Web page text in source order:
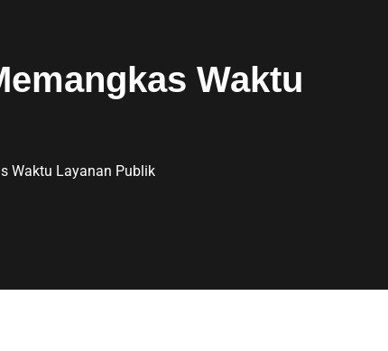
Waktu
Waktu Layanan Publik